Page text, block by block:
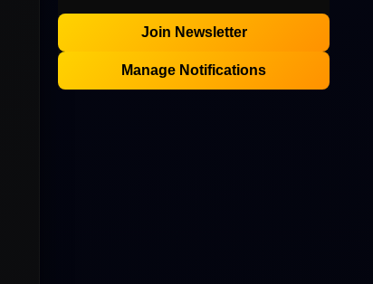
Join Newsletter
Manage Notifications